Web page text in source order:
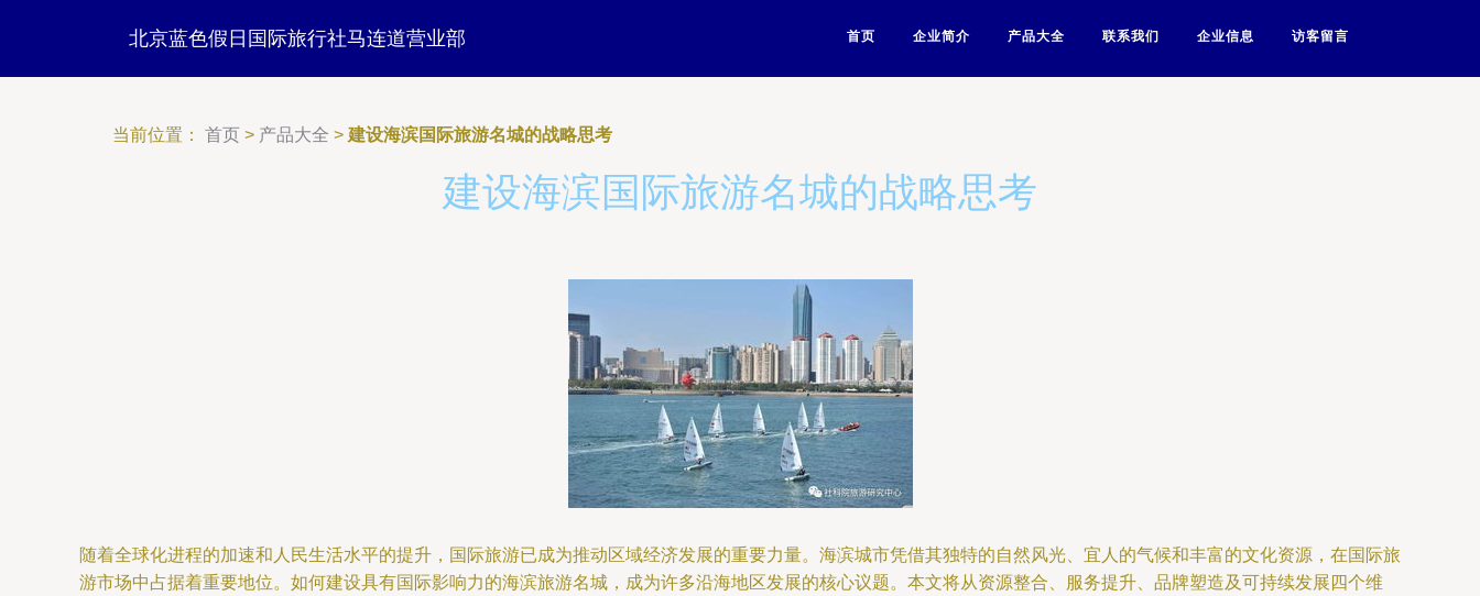
北京蓝色假日国际旅行社马连道营业部 首页 企业简介 产品大全 联系我们 企业信息 访客留言
当前位置： 首页 > 产品大全 > 建设海滨国际旅游名城的战略思考
建设海滨国际旅游名城的战略思考
随着全球化进程的加速和人民生活水平的提升，国际旅游已成为推动区域经济发展的重要力量。海滨城市凭借其独特的自然风光、宜人的气候和丰富的文化资源，在国际旅
游市场中占据着重要地位。如何建设具有国际影响力的海滨旅游名城，成为许多沿海地区发展的核心议题。本文将从资源整合、服务提升、品牌塑造及可持续发展四个维